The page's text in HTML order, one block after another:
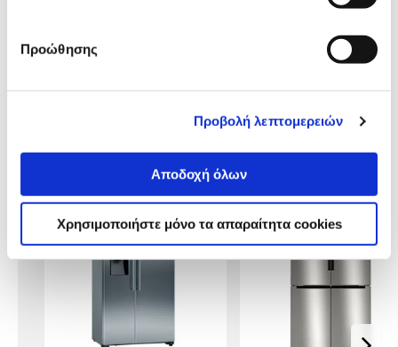
Προώθησης
Προβολή λεπτομερειών
Αποδοχή όλων
Χρησιμοποιήστε μόνο τα απαραίτητα cookies
Δες τι κλίκαραν όσοι είδαν το ίδιο
προϊόν με εσένα!